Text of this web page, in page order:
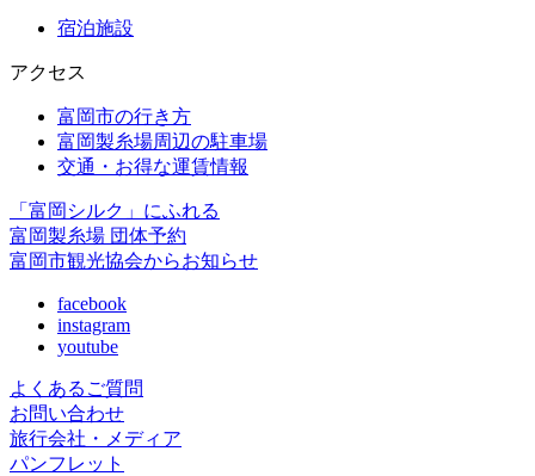
宿泊施設
アクセス
富岡市の行き方
富岡製糸場周辺の駐車場
交通・お得な運賃情報
「富岡シルク」にふれる
富岡製糸場 団体予約
富岡市観光協会からお知らせ
facebook
instagram
youtube
よくあるご質問
お問い合わせ
旅行会社・メディア
パンフレット